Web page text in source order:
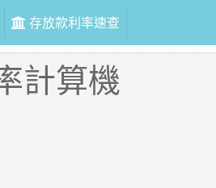
存放款利率速查
計算機